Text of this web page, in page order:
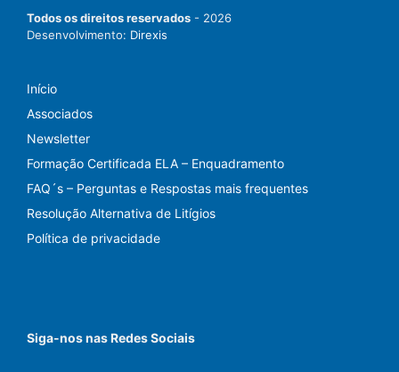
Todos os direitos reservados - 2026
Desenvolvimento: Direxis
Início
Associados
Newsletter
Formação Certificada ELA – Enquadramento
FAQ´s – Perguntas e Respostas mais frequentes
Resolução Alternativa de Litígios
Política de privacidade
Siga-nos nas Redes Sociais